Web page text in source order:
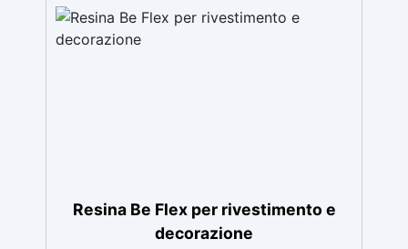
Bassa viscosità e formula anti-bolle per
risultati impeccabili, perfetti per colate di
stampi e inglobamenti Certificata Atossica
Resina Be Flex per rivestimento e
decorazione